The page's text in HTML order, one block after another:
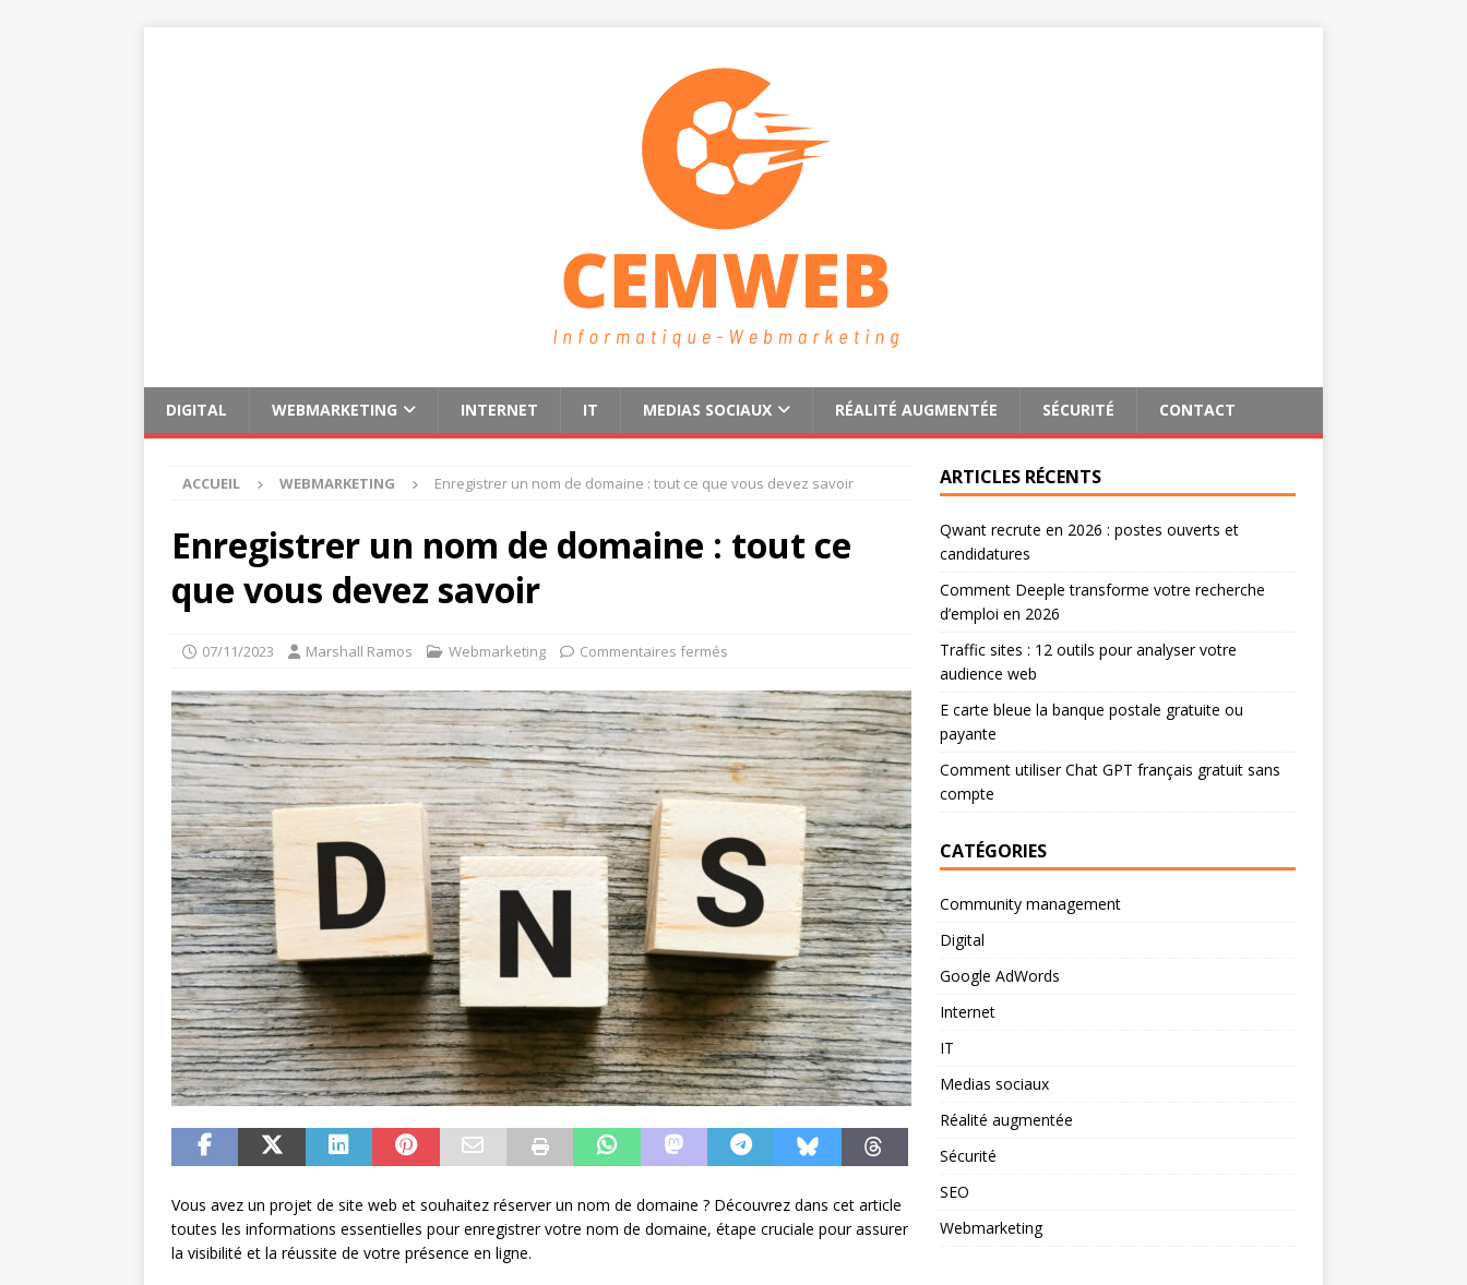
DIGITAL WEBMARKETING INTERNET IT MEDIAS SOCIAUX RÉALITÉ AUGMENTÉE SÉCURITÉ CONTACT
ACCUEIL WEBMARKETING Enregistrer un nom de domaine : tout ce que vous devez savoir
Enregistrer un nom de domaine : tout ce
que vous devez savoir
07/11/2023 Marshall Ramos Webmarketing Commentaires fermés
Vous avez un projet de site web et souhaitez réserver un nom de domaine ? Découvrez dans cet article
toutes les informations essentielles pour enregistrer votre nom de domaine, étape cruciale pour assurer
la visibilité et la réussite de votre présence en ligne.
ARTICLES RÉCENTS
Qwant recrute en 2026 : postes ouverts et
candidatures
Comment Deeple transforme votre recherche
d’emploi en 2026
Traffic sites : 12 outils pour analyser votre
audience web
E carte bleue la banque postale gratuite ou
payante
Comment utiliser Chat GPT français gratuit sans
compte
CATÉGORIES
Community management
Digital
Google AdWords
Internet
IT
Medias sociaux
Réalité augmentée
Sécurité
SEO
Webmarketing